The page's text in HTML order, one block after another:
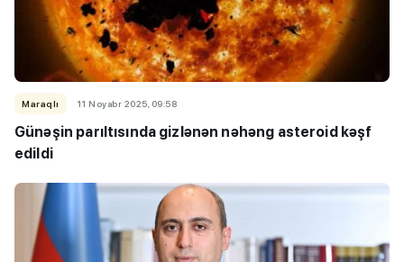
Maraqlı 11 Noyabr 2025, 09:58
Günəşin parıltısında gizlənən nəhəng asteroid kəşf
edildi